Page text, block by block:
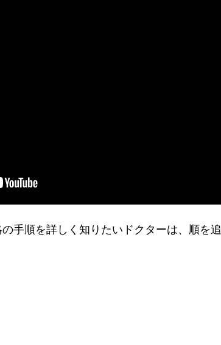
手順を詳しく知りたいドクターは、順を